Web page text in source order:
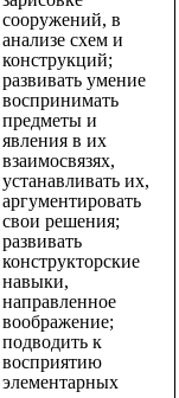
сооружений, в
анализе схем и
конструкций;
развивать умение
воспринимать
предметы и
явления в их
взаимосвязях,
устанавливать их,
аргументировать
свои решения;
развивать
конструкторские
навыки,
направленное
воображение;
подводить к
восприятию
элементарных